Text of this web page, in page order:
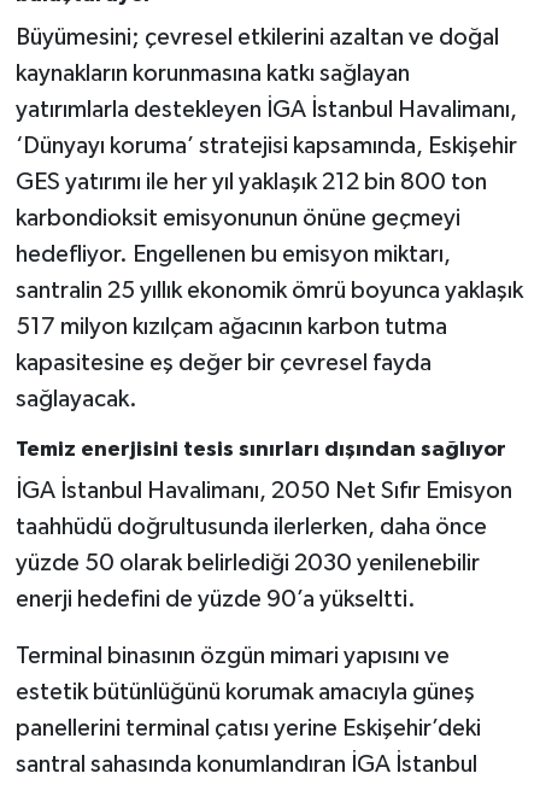
Büyümesini; çevresel etkilerini azaltan ve doğal
kaynakların korunmasına katkı sağlayan
yatırımlarla destekleyen İGA İstanbul Havalimanı,
‘Dünyayı koruma’ stratejisi kapsamında, Eskişehir
GES yatırımı ile her yıl yaklaşık 212 bin 800 ton
karbondioksit emisyonunun önüne geçmeyi
hedefliyor. Engellenen bu emisyon miktarı,
santralin 25 yıllık ekonomik ömrü boyunca yaklaşık
517 milyon kızılçam ağacının karbon tutma
kapasitesine eş değer bir çevresel fayda
sağlayacak.
Temiz enerjisini tesis sınırları dışından sağlıyor
İGA İstanbul Havalimanı, 2050 Net Sıfır Emisyon
taahhüdü doğrultusunda ilerlerken, daha önce
yüzde 50 olarak belirlediği 2030 yenilenebilir
enerji hedefini de yüzde 90’a yükseltti.
Terminal binasının özgün mimari yapısını ve
estetik bütünlüğünü korumak amacıyla güneş
panellerini terminal çatısı yerine Eskişehir’deki
santral sahasında konumlandıran İGA İstanbul